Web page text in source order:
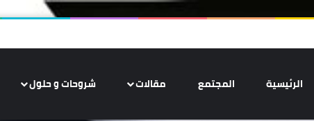
الرئيسية المجتمع مقالات شروحات و حلول